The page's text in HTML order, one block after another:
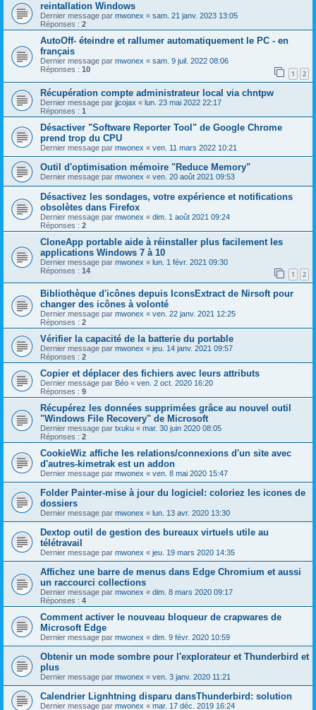
reintallation Windows
Dernier message par mwonex « sam. 21 janv. 2023 13:05
Réponses : 2
AutoOff- éteindre et rallumer automatiquement le PC - en
français
Dernier message par mwonex « sam. 9 juil. 2022 08:06
Réponses : 10 1 2
Récupération compte administrateur local via chntpw
Dernier message par jjcojax « lun. 23 mai 2022 22:17
Réponses : 1
Désactiver "Software Reporter Tool" de Google Chrome
prend trop du CPU
Dernier message par mwonex « ven. 11 mars 2022 10:21
Outil d'optimisation mémoire "Reduce Memory"
Dernier message par mwonex « ven. 20 août 2021 09:53
Désactivez les sondages, votre expérience et notifications
obsolètes dans Firefox
Dernier message par mwonex « dim. 1 août 2021 09:24
Réponses : 2
CloneApp portable aide à réinstaller plus facilement les
applications Windows 7 à 10
Dernier message par mwonex « lun. 1 févr. 2021 09:30
Réponses : 14 1 2
Bibliothèque d'icônes depuis IconsExtract de Nirsoft pour
changer des icônes à volonté
Dernier message par mwonex « ven. 22 janv. 2021 12:25
Réponses : 2
Vérifier la capacité de la batterie du portable
Dernier message par mwonex « jeu. 14 janv. 2021 09:57
Réponses : 2
Copier et déplacer des fichiers avec leurs attributs
Dernier message par Béo « ven. 2 oct. 2020 16:20
Réponses : 9
Récupérez les données supprimées grâce au nouvel outil
"Windows File Recovery" de Microsoft
Dernier message par txuku « mar. 30 juin 2020 08:05
Réponses : 2
CookieWiz affiche les relations/connexions d'un site avec
d'autres-kimetrak est un addon
Dernier message par mwonex « ven. 8 mai 2020 15:47
Folder Painter-mise à jour du logiciel: coloriez les icones de
dossiers
Dernier message par mwonex « lun. 13 avr. 2020 13:30
Dextop outil de gestion des bureaux virtuels utile au
télétravail
Dernier message par mwonex « jeu. 19 mars 2020 14:35
Affichez une barre de menus dans Edge Chromium et aussi
un raccourci collections
Dernier message par mwonex « dim. 8 mars 2020 09:17
Réponses : 4
Comment activer le nouveau bloqueur de crapwares de
Microsoft Edge
Dernier message par mwonex « dim. 9 févr. 2020 10:59
Obtenir un mode sombre pour l'explorateur et Thunderbird et
plus
Dernier message par mwonex « ven. 3 janv. 2020 11:21
Calendrier Lignhtning disparu dansThunderbird: solution
Dernier message par mwonex « mar. 17 déc. 2019 16:24